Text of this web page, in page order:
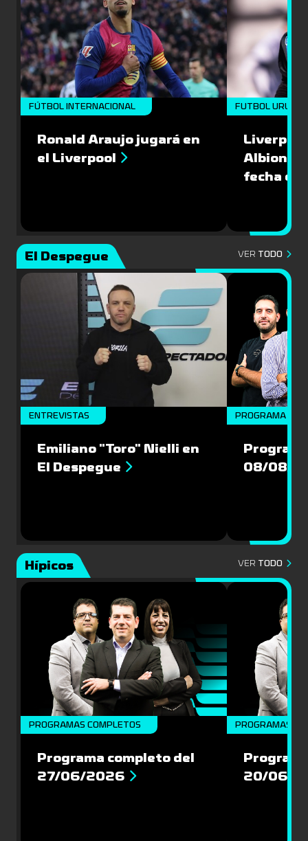
FÚTBOL INTERNACIONAL
Ronald Araujo jugará en
el Liverpool
FUTBOL
Albion
fecha
El Despegue VER TODO
ENTREVISTAS
Emiliano "Toro" Nielli en
El Despegue
PROGRAMA
08/08/
Hípicos VER TODO
PROGRAMAS COMPLETOS
Programa completo del
27/06/2026
PROGRAMAS
20/06/